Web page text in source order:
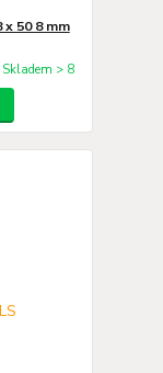
50 8 mm
Skladem > 8